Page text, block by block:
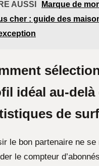
AUSSI
Marque de
cher : guide des
idéal au-delà
de
le bon partenaire ne se
le compteur